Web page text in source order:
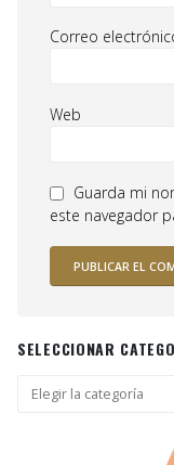
Correo
Web
Guarda mi
este navegador
SELECCIONAR
Seleccionar
categoría